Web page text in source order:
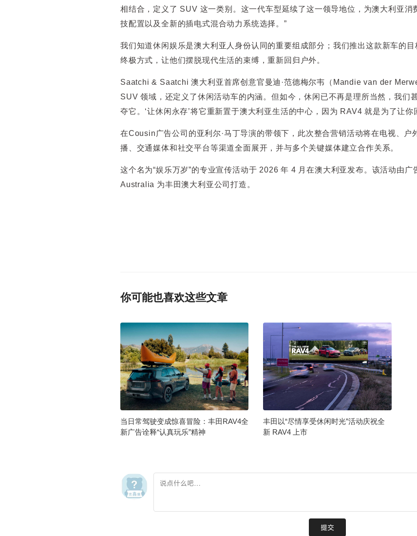
相结合，定义了 SUV 这一类别。这一代车型延续了这一领导地位，为澳大利亚消
技配置以及全新的插电式混合动力系统选择。”
我们知道休闲娱乐是澳大利亚人身份认同的重要组成部分；我们推出这款新车的
终极方式，让他们摆脱现代生活的束缚，重新回归户外。
Saatchi & Saatchi 澳大利亚首席创意官曼迪·范德梅尔韦（Mandie van der
SUV 领域，还定义了休闲活动车的内涵。但如今，休闲已不再是理所当然，我们
夺它。‘让休闲永存’将它重新置于澳大利亚生活的中心，因为 RAV4 就是为了让你
在Cousin广告公司的亚利尔·马丁导演的带领下，此次整合营销活动将在电视、户
播、交通媒体和社交平台等渠道全面展开，并与多个关键媒体建立合作关系。
这个名为“娱乐万岁”的专业宣传活动于 2026 年 4 月在澳大利亚发布。该活动由
Australia 为丰田澳大利亚公司打造。
你可能也喜欢这些文章
当日常驾驶变成惊喜冒险：丰田RAV4全
新广告诠释“认真玩乐”精神
丰田以“尽情享受休闲时光”活动庆祝全
新 RAV4 上市
提交